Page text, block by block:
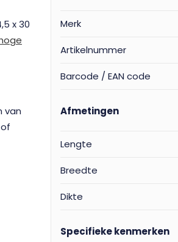
x 30
van
of
Merk
Artikelnummer
Barcode / EAN code
Afmetingen
Lengte
Breedte
Dikte
Specifieke kenmerken